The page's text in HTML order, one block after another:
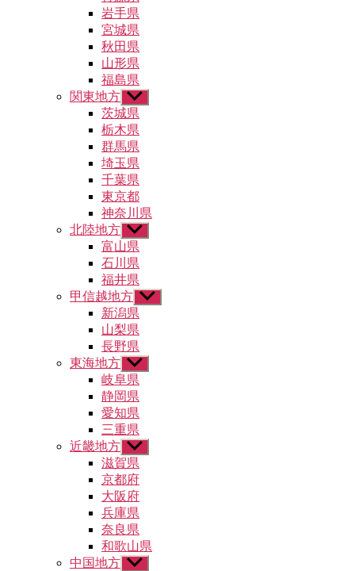
メ
ニ
ュ
ー
を
表
示
岩手県
宮城県
秋田県
山形県
福島県
関東地方 サ
ブ
メ
ニ
ュ
ー
を
表
示
茨城県
栃木県
群馬県
埼玉県
千葉県
東京都
神奈川県
北陸地方 サ
ブ
メ
ニ
ュ
ー
を
表
示
富山県
石川県
福井県
甲信越地方 サ
ュ
ー
を
表
新潟県
山梨県
長野県
東海地方 サ
ブ
メ
ニ
ュ
ー
を
表
示
岐阜県
静岡県
愛知県
三重県
近畿地方 サ
ブ
メ
ニ
ュ
ー
を
表
示
滋賀県
京都府
大阪府
兵庫県
奈良県
和歌山県
中国地方 サ